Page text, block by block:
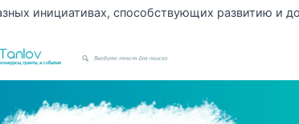
инициативах, способствующих развитию и